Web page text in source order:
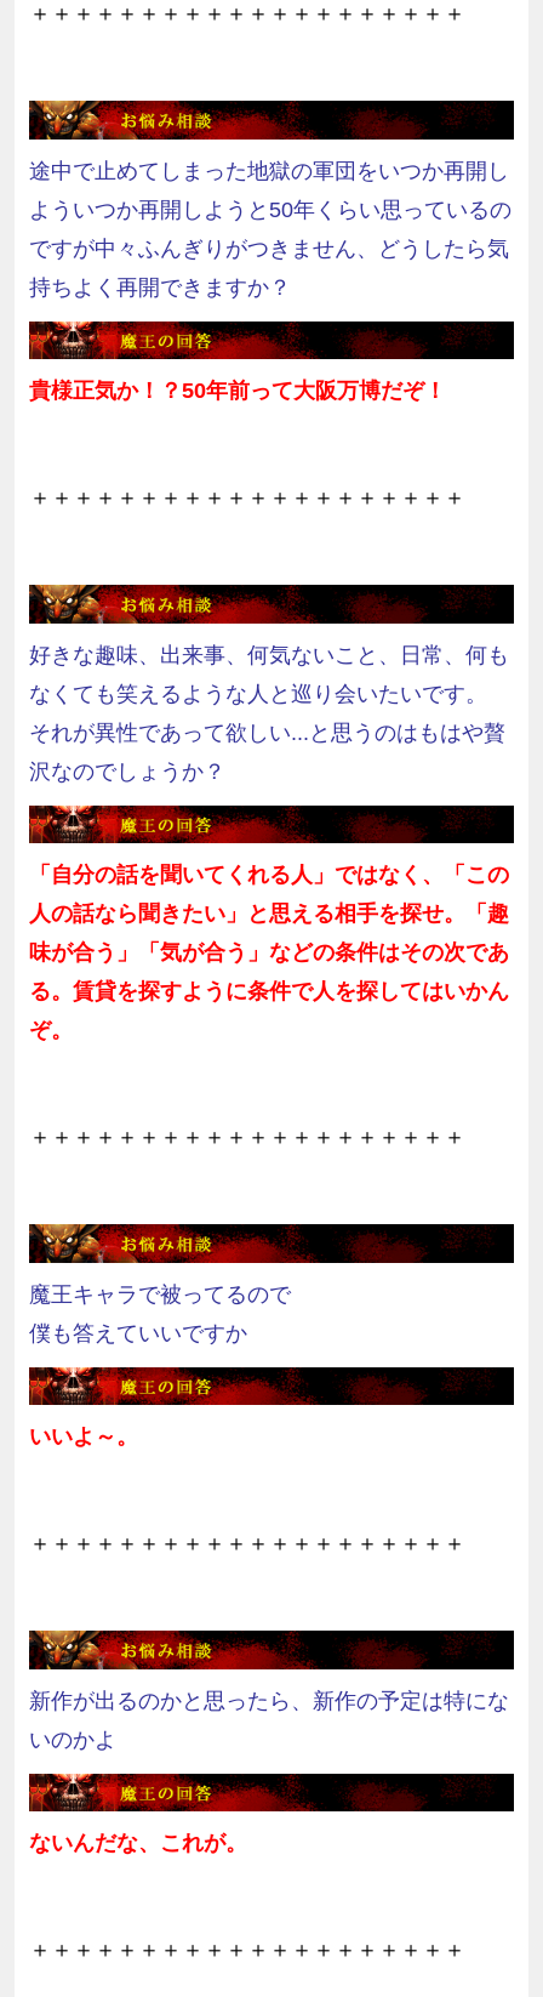
＋＋＋＋＋＋＋＋＋＋＋＋＋＋＋＋＋＋＋＋
途中で止めてしまった地獄の軍団をいつか再開し
よういつか再開しようと50年くらい思っているの
ですが中々ふんぎりがつきません、どうしたら気
持ちよく再開できますか？
貴様正気か！？ 50年前って大阪万博だぞ！
＋＋＋＋＋＋＋＋＋＋＋＋＋＋＋＋＋＋＋＋
好きな趣味、出来事、何気ないこと、日常、何も
なくても笑えるような人と巡り会いたいです。
それが異性であって欲しい...と思うのはもはや贅
沢なのでしょうか？
「自分の話を聞いてくれる人」ではなく、「この
人の話なら聞きたい」と思える相手を探せ。「趣
味が合う」「気が合う」などの条件はその次であ
る。賃貸を探すように条件で人を探してはいかん
ぞ。
＋＋＋＋＋＋＋＋＋＋＋＋＋＋＋＋＋＋＋＋
魔王キャラで被ってるので
僕も答えていいですか
いいよ～。
＋＋＋＋＋＋＋＋＋＋＋＋＋＋＋＋＋＋＋＋
新作が出るのかと思ったら、新作の予定は特にな
いのかよ
ないんだな、これが。
＋＋＋＋＋＋＋＋＋＋＋＋＋＋＋＋＋＋＋＋